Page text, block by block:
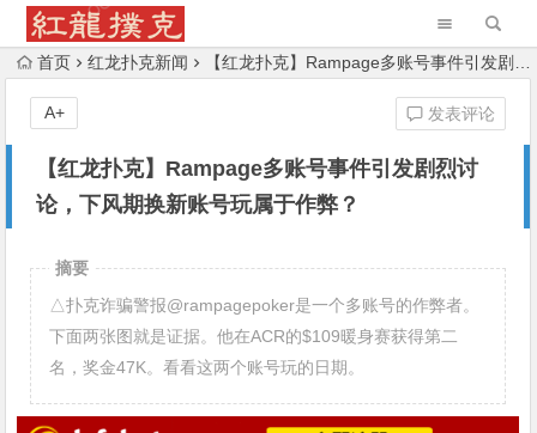
首页 红龙扑克新闻 【红龙扑克】Rampage多账号事件引发剧烈讨论，下风期换新账号玩属于作弊？
【红龙扑克】Rampage多账号事件引发剧烈讨
论，下风期换新账号玩属于作弊？
发表评论
A+
摘要
△扑克诈骗警报@rampagepoker是一个多账号的作弊者。
下面两张图就是证据。他在ACR的$109暖身赛获得第二
名，奖金47K。看看这两个账号玩的日期。